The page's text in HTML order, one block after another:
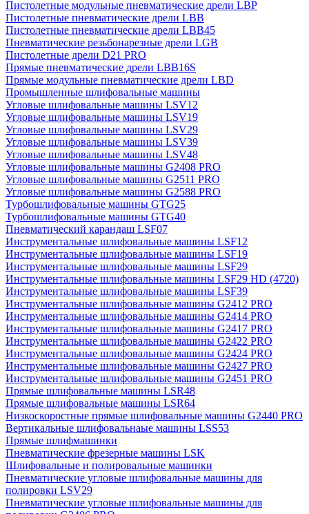
Пистолетные модульные пневматические дрели LBP
Пистолетные пневматические дрели LBB
Пистолетные пневматические дрели LBB45
Пневматические резьбонарезные дрели LGB
Пистолетные дрели D21 PRO
Прямые пневматические дрели LBB16S
Прямые модульные пневматические дрели LBD
Промышленные шлифовальные машины
Угловые шлифовальные машины LSV12
Угловые шлифовальные машины LSV19
Угловые шлифовальные машины LSV29
Угловые шлифовальные машины LSV39
Угловые шлифовальные машины LSV48
Угловые шлифовальные машины G2408 PRO
Угловые шлифовальные машины G2511 PRO
Угловые шлифовальные машины G2588 PRO
Турбошлифовальные машины GTG25
Турбошлифовальные машины GTG40
Пневматический карандаш LSF07
Инструментальные шлифовальные машины LSF12
Инструментальные шлифовальные машины LSF19
Инструментальные шлифовальные машины LSF29
Инструментальные шлифовальные машины LSF29 HD (4720)
Инструментальные шлифовальные машины LSF39
Инструментальные шлифовальные машины G2412 PRO
Инструментальные шлифовальные машины G2414 PRO
Инструментальные шлифовальные машины G2417 PRO
Инструментальные шлифовальные машины G2422 PRO
Инструментальные шлифовальные машины G2424 PRO
Инструментальные шлифовальные машины G2427 PRO
Инструментальные шлифовальные машины G2451 PRO
Прямые шлифовальные машины LSR48
Прямые шлифовальные машины LSR64
Низкоскоростные прямые шлифовальные машины G2440 PRO
Вертикальные шлифовальнаые машины LSS53
Прямые шлифмашинки
Пневматические фрезерные машины LSK
Шлифовальные и полировальные машинки
Пневматические угловые шлифовальные машины для
полировки LSV29
Пневматические угловые шлифовальные машины для